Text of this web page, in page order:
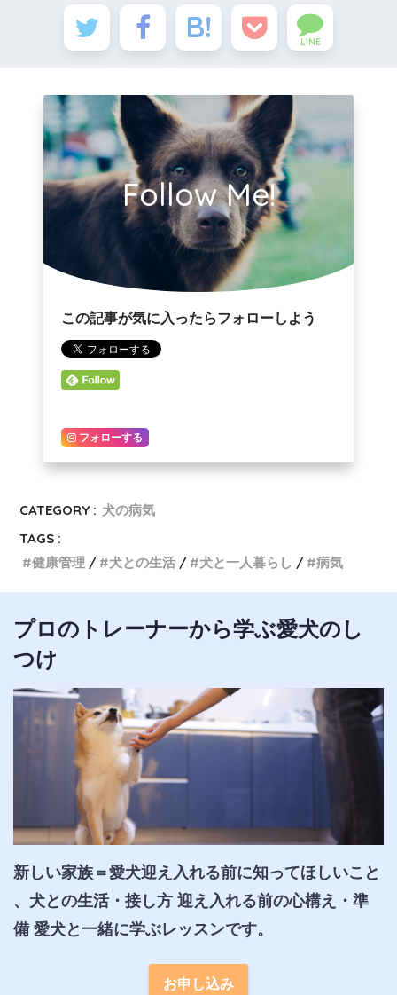
LINE
Follow Me!
この記事が気に入ったらフォローしよう
フォローする
CATEGORY : 犬の病気
TAGS :
健康管理
犬との生活 犬と一人暮らし 病気
プロのトレーナーから学ぶ愛犬のし
つけ
新しい家族＝愛犬迎え入れる前に知ってほしいこと
、犬との生活・接し方 迎え入れる前の心構え・準
備 愛犬と一緒に学ぶレッスンです。
お申し込み